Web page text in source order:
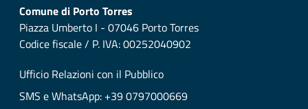
Comune di Porto Torres
Piazza Umberto I - 07046 Porto Torres
Codice fiscale / P. IVA: 00252040902
Ufficio Relazioni con il Pubblico
SMS e WhatsApp: +39 0797000669